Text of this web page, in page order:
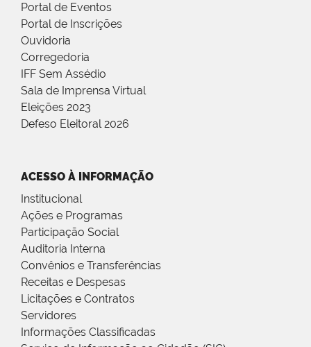
Portal de Eventos
Portal de Inscrições
Ouvidoria
Corregedoria
IFF Sem Assédio
Sala de Imprensa Virtual
Eleições 2023
Defeso Eleitoral 2026
ACESSO À INFORMAÇÃO
Institucional
Ações e Programas
Participação Social
Auditoria Interna
Convênios e Transferências
Receitas e Despesas
Licitações e Contratos
Servidores
Informações Classificadas